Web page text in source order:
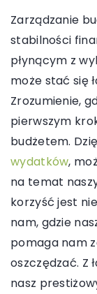
Zarządzanie
stabilności
płynącym z
może stać się
Zrozumienie,
pierwszym
budżetem.
wydatków,
na temat
korzyść jest
nam, gdzie
pomaga nam
oszczędzać. Z
nasz